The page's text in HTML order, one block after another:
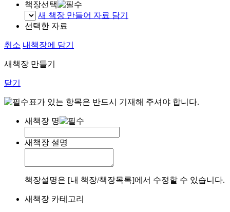
책장선택
새 책장 만들어 자료 담기
선택한 자료
취소 내책장에 담기
새책장 만들기
닫기
표가 있는 항목은 반드시 기재해 주셔야 합니다.
새책장 명
새책장 설명
책장설명은 [내 책장/책장목록]에서 수정할 수 있습니다.
새책장 카테고리